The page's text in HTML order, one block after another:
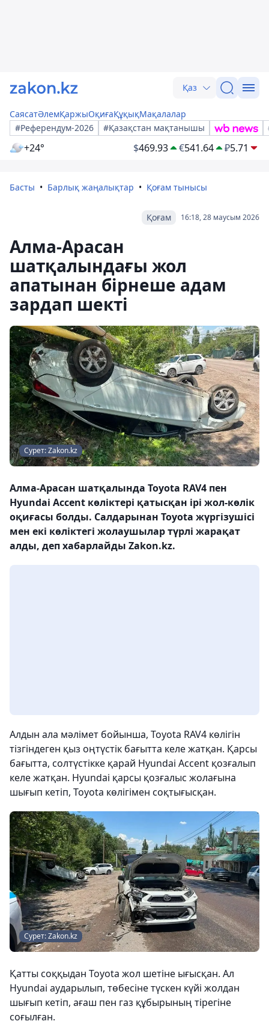
Қаз
СаясатӘлемҚаржыОқиғаҚұқықМақалалар
#Референдум-2026
#Қазақстан мақтанышы
+24° $469.93 €541.64 ₽5.71
Басты Барлық жаңалықтар Қоғам тынысы
16:18, 28 маусым 2026
Қоғам
Алма-Арасан
шатқалындағы жол
апатынан бірнеше адам
зардап шекті
Сурет: Zakon.kz
Алма-Арасан шатқалында Toyota RAV4 пен
Hyundai Accent көліктері қатысқан ірі жол-көлік
оқиғасы болды. Салдарынан Toyota жүргізушісі
мен екі көліктегі жолаушылар түрлі жарақат
алды, деп хабарлайды Zakon.kz.
Алдын ала мәлімет бойынша, Toyota RAV4 көлігін
тізгіндеген қыз оңтүстік бағытта келе жатқан. Қарсы
бағытта, солтүстікке қарай Hyundai Accent қозғалып
келе жатқан. Hyundai қарсы қозғалыс жолағына
шығып кетіп, Toyota көлігімен соқтығысқан.
Сурет: Zakon.kz
Қатты соққыдан Toyota жол шетіне ығысқан. Ал
Hyundai аударылып, төбесіне түскен күйі жолдан
шығып кетіп, ағаш пен газ құбырының тірегіне
соғылған.